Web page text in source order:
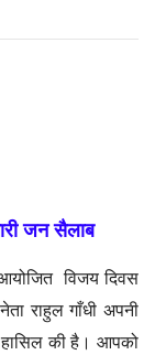
जन सैलाब
विजय दिवस
राहुल गाँधी अपनी
की है। आपको